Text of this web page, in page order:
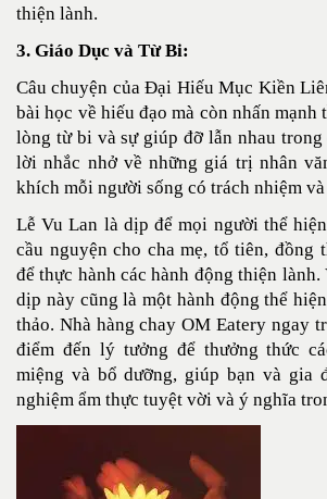
thiện lành.
3. Giáo Dục và Từ Bi:
Câu chuyện của Đại Hiếu Mục Kiền
bài học về hiếu đạo mà còn nhấn mạnh
lòng từ bi và sự giúp đỡ lẫn nhau
lời nhắc nhở về những giá trị nhân
khích mỗi người sống có trách nhiệm
Lễ Vu Lan là dịp để mọi người thể
cầu nguyện cho cha mẹ, tổ tiên, đồng
để thực hành các hành động thiện
dịp này cũng là một hành động thể
thảo. Nhà hàng chay OM Eatery ngay
điểm đến lý tưởng để thưởng thức
miệng và bổ dưỡng, giúp bạn và gia
nghiệm ẩm thực tuyệt vời và ý nghĩa